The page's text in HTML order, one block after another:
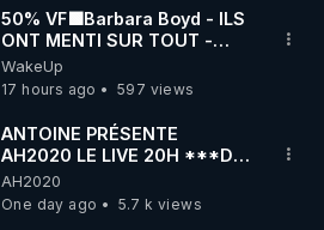
50% VF🟩Barbara Boyd - ILS
ONT MENTI SUR TOUT -
Jocelyne Traduction
WakeUp
17 hours ago
597 views
ANTOINE PRÉSENTE
AH2020 LE LIVE 20H ***DU
06/08/2026***
AH2020
One day ago
5.7 k views